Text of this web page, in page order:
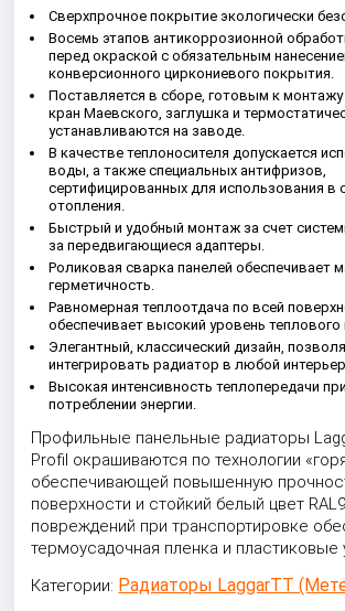
Сверхпрочное покрытие экологически
Восемь этапов антикоррозионной
перед окраской с обязательным
конверсионного циркониевого покрытия.
Поставляется в сборе, готовым к монтажу
кран Маевского, заглушка и
устанавливаются на заводе.
В качестве теплоносителя допускается
воды, а также специальных антифризов,
сертифицированных для использования в
отопления.
Быстрый и удобный монтаж за счет
за передвигающиеся адаптеры.
Роликовая сварка панелей обеспечивает
герметичность.
Равномерная теплоотдача по всей
обеспечивает высокий уровень
Элегантный, классический дизайн,
интегрировать радиатор в любой
Высокая интенсивность теплопередачи
потреблении энергии.
Профильные панельные радиаторы
Profil окрашиваются по технологии
обеспечивающей повышенную
поверхности и стойкий белый цвет
повреждений при транспортировке
термоусадочная пленка и пластиковые
Категории: Радиаторы LaggarTT